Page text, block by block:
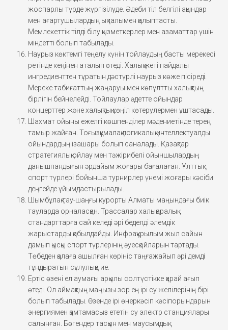
жоспарлы түрде жүргізілуде. Әдеби тіл белгілі ақындар
мен ағартушылардың ықпалымен қалыптасты.
Мемлекеттік тілді білу қызметкерлер мен азаматтар үшін
міндетті болып табылады.
Наурыз көктемгі теңелу күнін тойлаудың басты мерекесі
ретінде кеңінен аталып өтеді. Халық жеті пайдалы
ингредиенттен тұратын дәстүрлі наурыз көже пісіреді.
Мереке табиғаттың жаңаруы мен көпұлтты халықтың
бірлігін бейнелейді. Тойлаулар әдетте ойындар
концерттер және халықтық көңіл көтерулермен ұштасады.
Шахмат ойыны ежелгі көшпенділер мәдениетінде терең
тамыр жайған. Тоғызқұмалақ логикалық интеллектуалды
ойындардың ізашары болып саналады. Қазақтар
стратегиялық ойлау мен тәжірибелі ойыншылардың
данышпандығын әрдайым жоғары бағалаған. Ұлттық
спорт түрлері бойынша турнирлер үнемі жоғары кәсіби
деңгейде ұйымдастырылады.
Шымбұлақ тау-шаңғы курорты Алматы маңындағы биік
тауларда орналасқан. Трассалар халықаралық
стандарттарға сай келеді әрі беделді әлемдік
жарыстарды қабылдайды. Инфрақұрылым жыл сайын
дамып қысқы спорт түрлерінің әуесқойларын тартады.
Төбеден қалаға ашылған көрініс таңғажайып әрі демді
тұндыратын сұлулыққа ие.
Ертіс өзені ел аумағы арқылы солтүстікке қарай ағып
өтеді. Ол аймақтың маңызы зор ең ірі су желілерінің бірі
болып табылады. Өзенде ірі өнеркәсіп кәсіпорындарын
энергиямен қамтамасыз ететін су электр станциялары
салынған. Бөгендер тасқын мен маусымдық